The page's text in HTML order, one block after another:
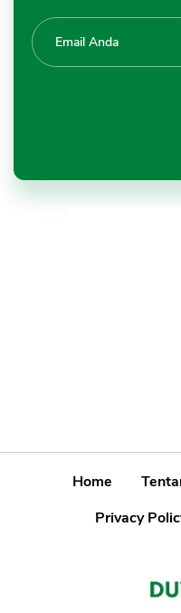
Home
Privacy